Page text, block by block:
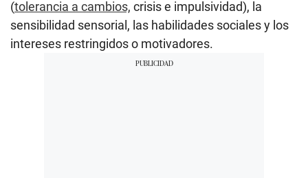
(tolerancia a cambios, crisis e impulsividad), la
sensibilidad sensorial, las habilidades sociales y los
intereses restringidos o motivadores.